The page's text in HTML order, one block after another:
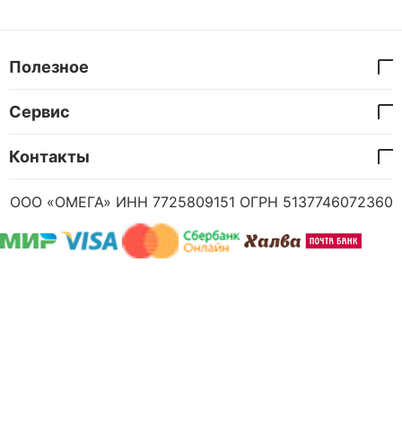
Полезное
Сервис
Контакты
ООО «ОМЕГА» ИНН 7725809151 ОГРН 5137746072360